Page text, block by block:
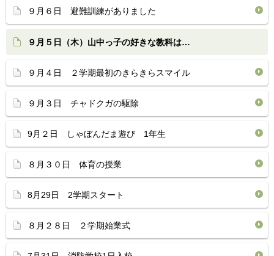
９月６日 避難訓練がありました
９月５日（木）山中っ子の好きな教科は…
９月４日 ２学期最初のきらきらスマイル
９月３日 チャドクガの駆除
9月２日 しゃぼんだま遊び 1年生
８月３０日 体育の授業
8月29日 2学期スタート
８月２８日 ２学期始業式